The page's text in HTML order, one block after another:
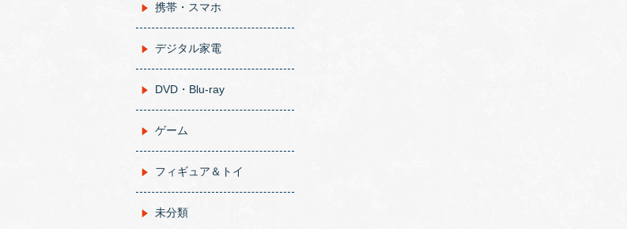
携帯・スマホ
デジタル家電
DVD・Blu-ray
ゲーム
フィギュア＆トイ
未分類